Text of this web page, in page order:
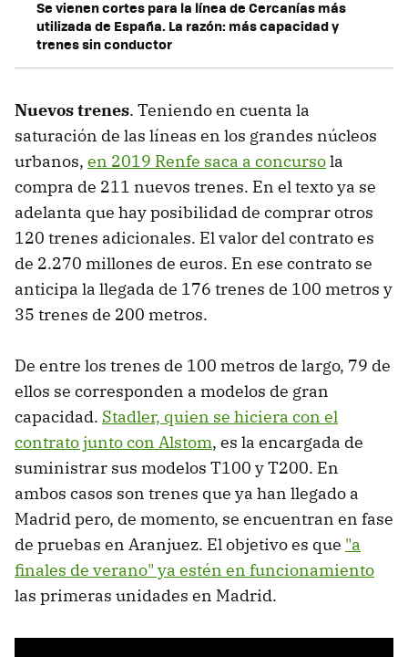
Se vienen cortes para la línea de Cercanías más
utilizada de España. La razón: más capacidad y
trenes sin conductor
Nuevos trenes. Teniendo en cuenta la
saturación de las líneas en los grandes núcleos
urbanos, en 2019 Renfe saca a concursola
compra de 211 nuevos trenes. En el texto ya se
adelanta que hay posibilidad de comprar otros
120 trenes adicionales. El valor del contrato es
de 2.270 millones de euros. En ese contrato se
anticipa la llegada de 176 trenes de 100 metros y
35 trenes de 200 metros.
De entre los trenes de 100 metros de largo, 79 de
ellos se corresponden a modelos de gran
capacidad. Stadler, quien se hiciera con el
contrato junto con Alstom, es la encargada de
suministrar sus modelos T100 y T200. En
ambos casos son trenes que ya han llegado a
Madrid pero, de momento, se encuentran en fase
de pruebas en Aranjuez. El objetivo es que "a
finales de verano" ya estén en funcionamiento
las primeras unidades en Madrid.